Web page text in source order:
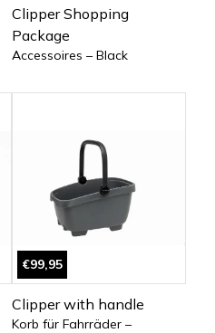
Clipper Shopping
Package
Accessoires – Black
€99,95
Clipper with handle
Korb für Fahrräder –